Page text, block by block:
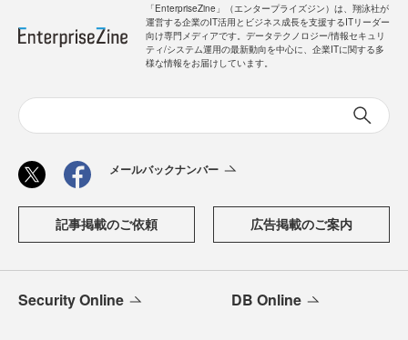
「EnterpriseZine」（エンタープライズジン）は、翔泳社が
運営する企業のIT活用とビジネス成長を支援するITリーダー
向け専門メディアです。データテクノロジー/情報セキュリ
ティ/システム運用の最新動向を中心に、企業ITに関する多
様な情報をお届けしています。
メールバックナンバー
記事掲載のご依頼 広告掲載のご案内
Security Online DB Online